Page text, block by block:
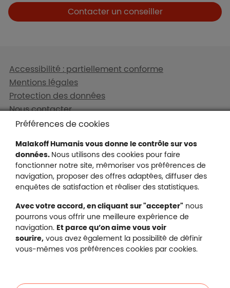
Boutons et liensContacter un conseiller
Liens en bas de page
Accessibilité : partiellement conforme
Mentions légales
Protection des données
Nous contacter
Plan du site
Malakoff Humanis sur Facebook
Malakoff Humanis sur YouTube
Malakoff Humanis sur X
Malakoff Humanis
Footer autres sites
Mutuelle santé, prévoyance, épargne, retraite,
Malakoff Humanis à vos côtés.
Préférences de cookies
Malakoff Humanis vous donne le contrôle sur vos
données. Nous utilisons des cookies pour faire
fonctionner notre site, mémoriser vos préférences de
navigation, proposer des offres adaptées, diffuser des
enquêtes de satisfaction et réaliser des statistiques.
Avec votre accord, en cliquant sur "accepter" nous
pourrons vous offrir une meilleure expérience de
navigation. Et parce qu’on aime vous voir
sourire, vous avez également la possibilité de définir
vous-mêmes vos préférences cookies par cookies.